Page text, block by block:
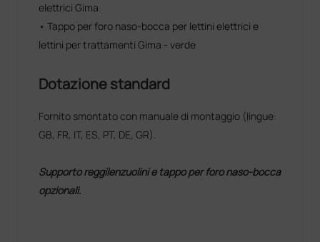
elettrici Gima
• Tappo per foro naso-bocca per lettini elettrici e
lettini per trattamenti Gima - verde
Dotazione standard
Fornito smontato con manuale di montaggio (lingue:
GB, FR, IT, ES, PT, DE, GR).
Supporto reggilenzuolini e tappo per foro naso-bocca
opzionali.